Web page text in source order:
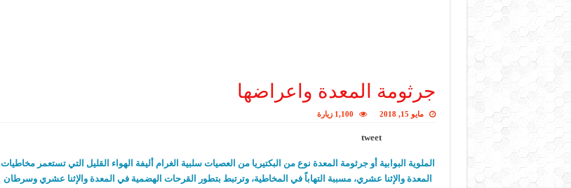
جرثومة المعدة واعراضها
مايو 15, 2018 1,100 زيارة
tweet
الملوية البوابية أو جرثومة المعدة نوع من البكتيريا من العصيات سلبية الغرام أليفة الهواء القليل التي تستعمر مخاطيات
المعدة والإثنا عشري، مسببة التهاباً في المخاطية، وترتبط بتطور القرحات الهضمية في المعدة والإثنا عشري وسرطان